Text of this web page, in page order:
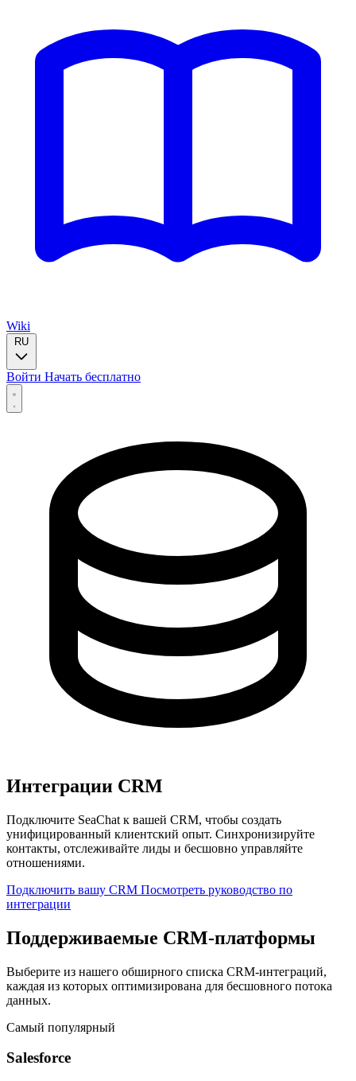
Wiki
RU
Войти Начать бесплатно
Интеграции CRM
Подключите SeaChat к вашей CRM, чтобы создать
унифицированный клиентский опыт. Синхронизируйте
контакты, отслеживайте лиды и бесшовно управляйте
отношениями.
Подключить вашу CRM Посмотреть руководство по
интеграции
Поддерживаемые CRM-платформы
Выберите из нашего обширного списка CRM-интеграций,
каждая из которых оптимизирована для бесшовного потока
данных.
Самый популярный
Salesforce